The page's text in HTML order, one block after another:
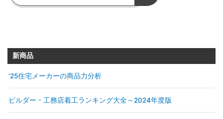
新商品
’25住宅メーカーの商品力分析
ビルダー・工務店着工ランキング大全～2024年度版